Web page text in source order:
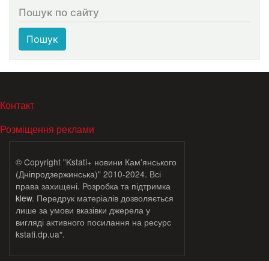
Пошук по сайту
Пошук
МЕНЮ В ПОДВАЛЕ
Контакт
Розміщення реклами
© Copyright "Kstati+ новини Кам'янського
(Дніпродзержинська)" 2010-2024. Всі
права захищені. Розробка та підтримка
klew. Передрук матеріалів дозволяється
лише за умови вказівки джерела у
вигляді активного посилання на ресурс
kstati.dp.ua*.